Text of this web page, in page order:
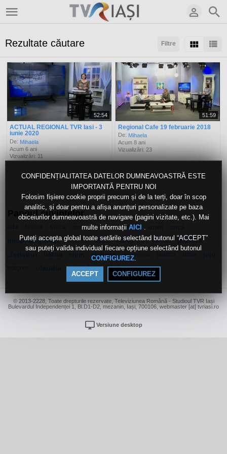
CONFIDENȚIALITATEA DATELOR DUMNEAVOASTRĂ ESTE
IMPORTANTĂ PENTRU NOI
Folosim fișiere cookie proprii precum și de la terți, doar în scop
analitic, și doar pentru a afișa anunțuri personalizate pe baza
obiceiurilor dumneavoastră de navigare (pagini vizitate, etc.). Mai
multe informații AICI .
Puteți accepta global toate setările selectând butonul “ACCEPT”
sau puteți valida individual fiecare opțiune selectând butonul
CONFIGUREZ.
ACCEPT CONFIGUREZ
Filtre
Rezultate căutare
Sortaţi după:
Arată:
Rezultate/pagină:
52:54
ACTUAL REGIONAL TVR Iasi - 3
iunie 2020
De: Mihaela
Acum 6 ani
Vizualizări: 11
51:59
Regional Cafe 19 februarie 2018
De: Mihaela
Acum 8 ani
Vizualizări: 23
Panoul cuvintelor
gheorghe 2024 chirilă
irina-margareta
lucescu 2021 florea la stiliuc pozitiva
steliana decembrie
octombrie 2022 james
© 2013-2228, Toate drepturile rezervate, Televiziunea Română - Studioul TVR Iași
Bulevardul Independenței 1, Bl.D1-D2, mezanin, Iași, 700106, webmaster [at] tvriasi.ro
Versiune desktop